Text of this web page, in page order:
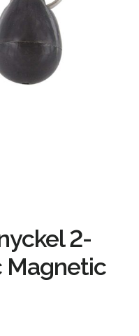
2-
Magnetic